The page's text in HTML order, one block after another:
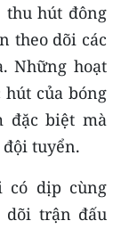
thu hút đông
theo dõi các
Những hoạt
của bóng
đặc biệt mà
tuyển.
có dịp cùng
dõi trận đấu